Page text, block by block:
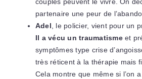
couples peuvent le vivre. On
partenaire une peur de
Adel, le policier, vient pour un
Il a vécu un traumatismeet
symptômes type crise
très réticent à la thérapie mais
Cela montre que même si l’on